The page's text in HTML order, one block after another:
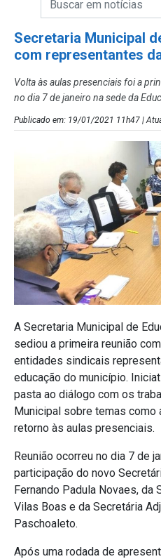
Secretaria Municipal
com representantes
Volta às aulas presenciais foi a
no dia 7 de janeiro na sede da
Publicado em: 19/01/2021 11h47 |
A Secretaria Municipal de
sediou a primeira reunião
entidades sindicais
educação do município.
pasta ao diálogo com os
Municipal sobre temas como
retorno às aulas presenciais.
Reunião ocorreu no dia 7 de
participação do novo
Fernando Padula Novaes, da
Vilas Boas e da Secretária
Paschoaleto.
Após uma rodada de